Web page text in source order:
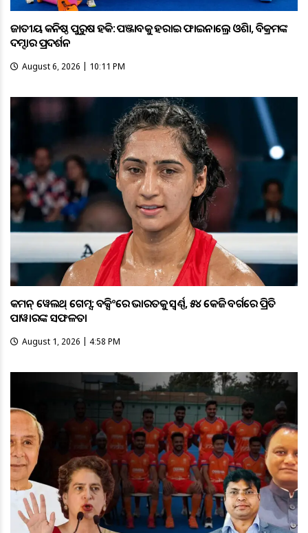
ଜାତୀୟ କନିଷ୍ଠ ପୁରୁଷ ହକି: ପଞ୍ଜାବକୁ ହରାଇ ଫାଇନାଲ୍ରେ ଓଡ଼ିଶା, ବିକ୍ରମଙ୍କ
ଦମ୍ଦାର ପ୍ରଦର୍ଶନ
August 6, 2026 | 10:11 PM
କମନ୍ ୱେଲଥ୍ ଗେମ୍ସ: ବକ୍ସିଂରେ ଭାରତକୁ ସ୍ବର୍ଣ୍ଣ, ୫୪ କେଜି ବର୍ଗରେ ପ୍ରିତି
ପାୱାରଙ୍କ ସଫଳତା
August 1, 2026 | 4:58 PM